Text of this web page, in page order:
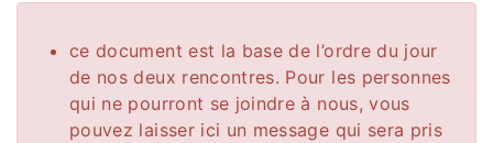
ce document est la base de l’ordre du jour
de nos deux rencontres. Pour les personnes
qui ne pourront se joindre à nous, vous
pouvez laisser ici un message qui sera pris